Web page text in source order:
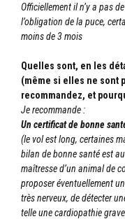
Officiellement il n’y a pas
l’obligation de la puce,
moins de 3 mois
Quelles sont, en les
(même si elles ne sont
recommandez, et
Je recommande :
Un certificat de bonne
(le vol est long, certaines
bilan de bonne santé est
maîtresse d’un animal de
proposer éventuellement
très nerveux, de détecter
telle une cardiopathie